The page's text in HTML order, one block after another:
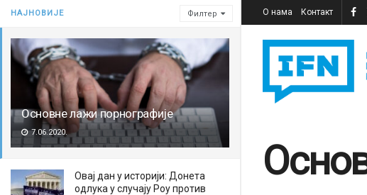
НАЈНОВИЈЕ Филтер
Основне лажи порнографије
7.06.2020.
Овај дан у историји: Донета
одлука у случају Роу против
О нама Контакт